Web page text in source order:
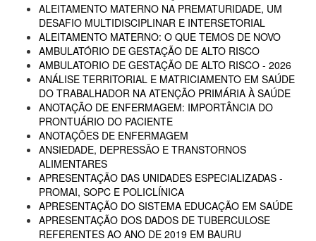
ALEITAMENTO MATERNO NA PREMATURIDADE, UM
DESAFIO MULTIDISCIPLINAR E INTERSETORIAL
ALEITAMENTO MATERNO: O QUE TEMOS DE NOVO
AMBULATÓRIO DE GESTAÇÃO DE ALTO RISCO
AMBULATORIO DE GESTAÇÃO DE ALTO RISCO - 2026
ANÁLISE TERRITORIAL E MATRICIAMENTO EM SAÚDE
DO TRABALHADOR NA ATENÇÃO PRIMÁRIA À SAÚDE
ANOTAÇÃO DE ENFERMAGEM: IMPORTÂNCIA DO
PRONTUÁRIO DO PACIENTE
ANOTAÇÕES DE ENFERMAGEM
ANSIEDADE, DEPRESSÃO E TRANSTORNOS
ALIMENTARES
APRESENTAÇÃO DAS UNIDADES ESPECIALIZADAS -
PROMAI, SOPC E POLICLÍNICA
APRESENTAÇÃO DO SISTEMA EDUCAÇÃO EM SAÚDE
APRESENTAÇÃO DOS DADOS DE TUBERCULOSE
REFERENTES AO ANO DE 2019 EM BAURU